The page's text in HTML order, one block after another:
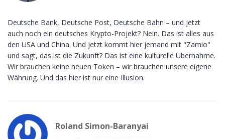
Deutsche Bank, Deutsche Post, Deutsche Bahn – und jetzt
auch noch ein deutsches Krypto-Projekt? Nein. Das ist alles aus
den USA und China. Und jetzt kommt hier jemand mit "Zamio"
und sagt, das ist die Zukunft? Das ist eine kulturelle Übernahme.
Wir brauchen keine neuen Token – wir brauchen unsere eigene
Währung. Und das hier ist nur eine Illusion.
Roland Simon-Baranyai